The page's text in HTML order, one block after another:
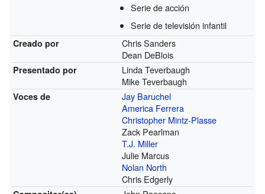
Serie de acción
Serie de televisión infantil
Creado por
Chris Sanders
Dean DeBlois
Presentado por
Linda Teverbaugh
Mike Teverbaugh
Voces de
Jay Baruchel
America Ferrera
Christopher Mintz-Plasse
Zack Pearlman
T.J. Miller
Julie Marcus
Nolan North
Chris Edgerly